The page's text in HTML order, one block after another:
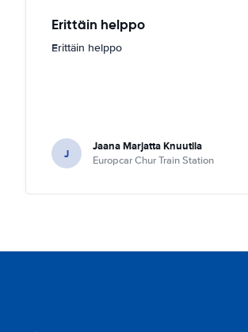
Erittäin helppo
Erittäin helppo
J Jaana Marjatta Knuutila
Europcar Chur Train Station